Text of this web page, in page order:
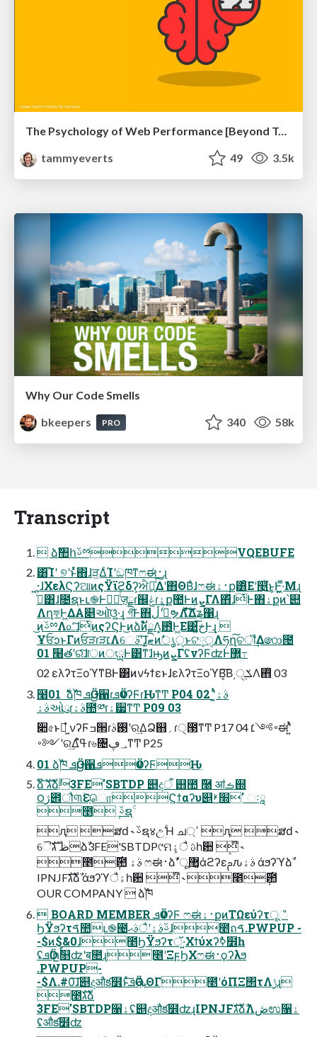
The Psychology of Web Performance [Beyond Tellerrand 2023]
tammyeverts
49 3.5k
Why Our Code Smells
bkeepers
PRO 340 58k
Transcript
 ձࣾ঺հࢿྉVQEBUFE
͸͡Ίʹ ୭ʹͱͬͯ΋ɺੜ͖ΔͨΊʹඞཁͳෆಈ࢈ɻ
͍·ɺΧελϚʔଆͷςΫϊϩδʔ͕ਐԽ͍ͯ͠Δʹ΋ؔΘΒͣɺෆಈ࢈ۀք͸ͦΕʹ௥͍ͭ͘͜ͱ͕Ͱ͖͍ͯ·ͤΜɻ
ࢲͨͪ͸ɺ೔ຊͱւ֎Ͱഓٕͬͨज़ྗɾ஌ݟɾۀք಺Ͱͷܨ͕ΓΛ΋ͬͯɺͭͰ΋ۀքͷ՝୊
ΛղফͰ͖ΔΑ͏௅ઓ͠ଓ͚͍ͯ·͢ɻ গ͠Ͱ΋ࢲͨͪʹڵຯΛ࣋ͬͯͩ͘͞Δํʑ΁ɻ
͜ͷࢿྉΛ௨ͯ͠ɺͭͷςʔϚͰ͜ͷձࣾͷັྗΛ͓఻͑Ͱ͖Ε͹خ͍͠Ͱ͢ɻ 
ҰਓͻͱΓͷਓੜɾੜ׆Λେࣄʹ͠ɺ͓ޓ͍ͷࣗൃੑͱଟ༷ੑΛཧղ͠ଚॏ͢Δ෩౔
01 ໨తʹରͯ͠ɺॎͷংྻͰ͸ͳ͘ɺԣͷܨ͕ΓʢνʔϜʣͰ޲͔͍߹͏
02 ελʔτΞοϓͳΒͰ͸ͷνϟϯεͱɺελʔτΞοϓΒ͔͠Β͵ݎ࣮ੑΛ΋ͭ 03
໨࣍ 01 ձࣾ֓ཁ ܦӦࢦ਑ɾܦӦνʔϜɾԊֵͳͲ P04 02 ࣄۀʹ͍ͭͯ
ࣄۀઓུɾࣄۀ಺༰ɾۀ੷ͳͲ P09 03
૊৫ͱಇ͖ํ νʔϜߏ੒ɾ࢓ࣄʹର͢ΔՁ஋؍ɾ੍౓ͳͲ P17 04 ࠾༻׆ಈʹ͍ͭͯ
࠾༻ʹର͢Δߟ͑ํɾ৬৔؀ڥͳͲ P25
01 ձࣾ֓ཁ ܦӦࢦ਑ܦӦνʔϜԊֵ
ձ໊ࣾ גࣜձࣾ3FE'SBTDP ୅දऀ ஛಺ ࢜࿠ ॴࡏ஍
౦ژ౎ौ୩۠ԐָொϚϯαʔυ୅׭ࢁ' ઃཱ
೥݄ ࢿຊۚ
ԯ ສԁ ˞ ࢿຊ४උؚۚΉ ച্ߴ ԯ ສԁ ˞
ୈظ גࣜձࣾ3FE'SBTDP୯ମܾࢉ ैۀһ਺ ໊ ˞
೥݄࣌఺ ࣄۀ ෆಈ࢈ձࣾ޲͚ू٬άϩʔεࢧԉࣄۀ άϧʔϓձࣾ
IPNJFגࣜձࣾ άϧʔϓैۀһ਺ ໊ ˞ ೥݄࣌఺
OUR COMPANY  ձࣾ֓ཁ
 BOARD MEMBER ܦӦνʔϜ ෆಈ࢈ۀքͷΤΩεύʔτूஂ
ϦΫϧʔτࠃ಺ւ֎౤ࢿࣄۀʹैࣄޙɺ೥ถࠃ.PWPUP -
-$ͷ$&0ɺ೥ϦΫϧʔτॅ·͍Χϯύχʔࣥߦ໾һ
ʢܦӦاըࣨ௕ʣʹब೚ɻ೥ʹΞϝϦΧෆಈ࢈ϙʔλϧ
.PWPUP-
-$Λ.#0͠ɺ୅දऔక໾ͱͯ͠ܦӦʹܞΘΓ೥ʹόΠΞ΢τΛ࣮ݱɻ
೥גࣜձ
ࣾ3FE'SBTDP૑ۀʢ୅දऔక໾ʣɻIPNJFגࣜձࣾΛڞಉ૑ۀ
ʢऔక໾ʣ